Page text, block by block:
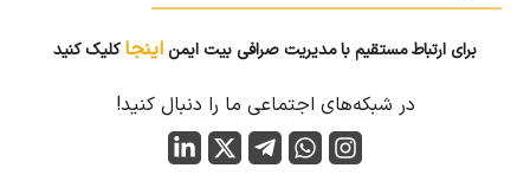
برای ارتباط مستقیم با مدیریت صرافی بیت ایمن اینجاکلیک کنید
در شبکه‌های اجتماعی ما را دنبال کنید!